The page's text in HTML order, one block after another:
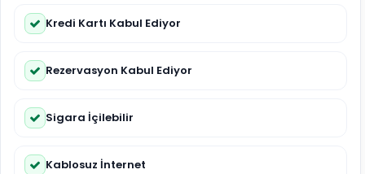
Kredi Kartı Kabul Ediyor
Rezervasyon Kabul Ediyor
Sigara İçilebilir
Kablosuz İnternet